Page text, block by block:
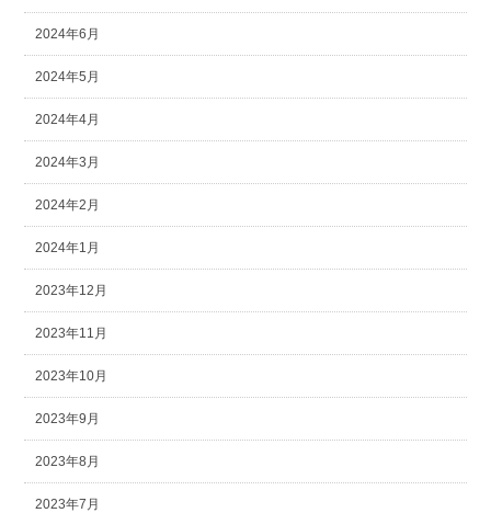
2024年6月
2024年5月
2024年4月
2024年3月
2024年2月
2024年1月
2023年12月
2023年11月
2023年10月
2023年9月
2023年8月
2023年7月